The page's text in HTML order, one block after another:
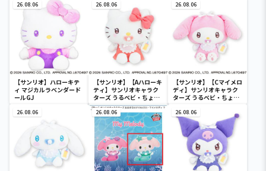
26.08.06
【サンリオ】ハローキテ
ィ マジカルラベンダード
ールGJ
26.08.06
【サンリオ】【Aハローキ
ティ】サンリオキャラク
ターズ うるベビ・ちょい
デカドール
26.08.06
【サンリオ】【Cマイメロ
ディ】サンリオキャラク
ターズ うるベビ・ちょい
26.08.06 26.08.06 26.08.06